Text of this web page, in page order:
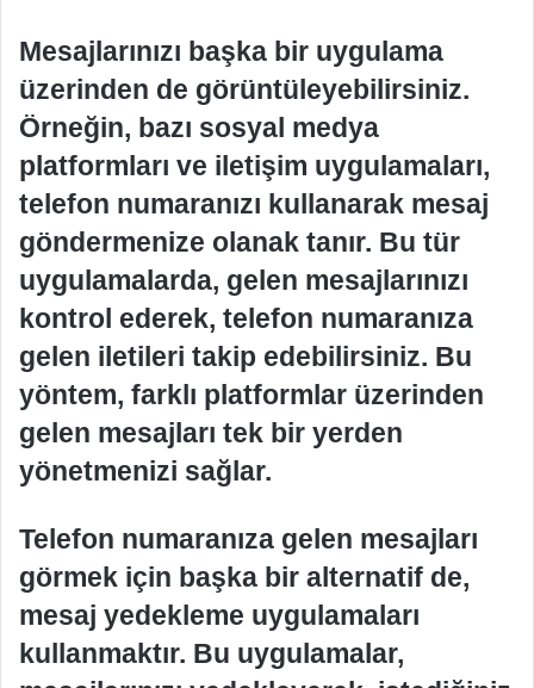
Mesajlarınızı başka bir uygulama
üzerinden de görüntüleyebilirsiniz.
Örneğin, bazı sosyal medya
platformları ve iletişim uygulamaları,
telefon numaranızı kullanarak mesaj
göndermenize olanak tanır. Bu tür
uygulamalarda, gelen mesajlarınızı
kontrol ederek, telefon numaranıza
gelen iletileri takip edebilirsiniz. Bu
yöntem, farklı platformlar üzerinden
gelen mesajları tek bir yerden
yönetmenizi sağlar.
Telefon numaranıza gelen mesajları
görmek için başka bir alternatif de,
mesaj yedekleme uygulamaları
kullanmaktır. Bu uygulamalar,